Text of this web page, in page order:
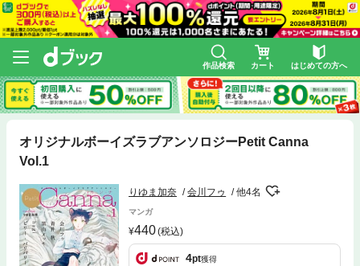
作品検索 カート はじめての方へ
オリジナルボーイズラブアンソロジーPetit Canna
Vol.1
りゆま加奈 会川フゥ 他4名
マンガ
440(税込)
4pt獲得